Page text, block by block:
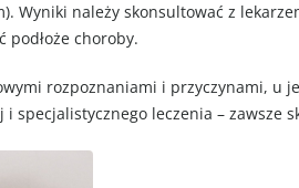
Wyniki należy skonsultować z
podłoże choroby.
rozpoznaniami i przyczynami, u
specjalistycznego leczenia – zawsze